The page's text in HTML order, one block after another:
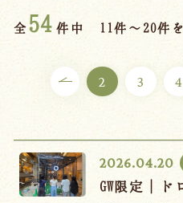
全54 件中 11件～20件
2 3 4
2026.04.20
GW限定｜
ご宿泊プラン
お部屋からプラ
空室カレンダー